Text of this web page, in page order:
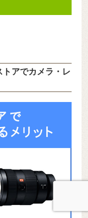
アでカメラ・レ